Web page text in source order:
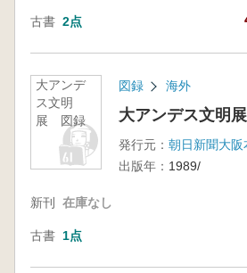
古書 2点
大アンデ
ス文明
展 図録
図録 海外
大アンデス文明
発行元： 朝日新聞大阪
出版年： 1989/
新刊 在庫なし
古書 1点